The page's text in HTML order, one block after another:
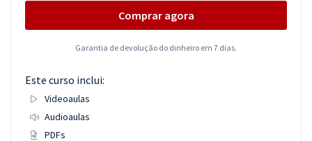
Comprar agora
Garantia de devolução do dinheiro em 7 dias.
Este curso inclui:
Videoaulas
Audioaulas
PDFs